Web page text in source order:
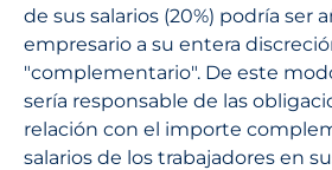
de sus salarios (20%) podría ser
empresario a su entera
"complementario". De este
sería responsable de las
relación con el importe
salarios de los trabajadores en